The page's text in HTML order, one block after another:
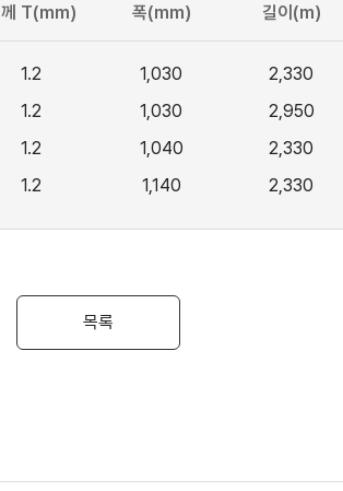
T(mm) 폭(mm) 길이(m)
1.2 1,030
2,330
1.2 1,030
2,950
1.2 1,040
2,330
1.2 1,140 2,330
목록